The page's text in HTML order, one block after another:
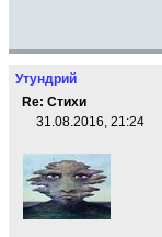
Утундрий
Re: Стихи
31.08.2016, 21:24